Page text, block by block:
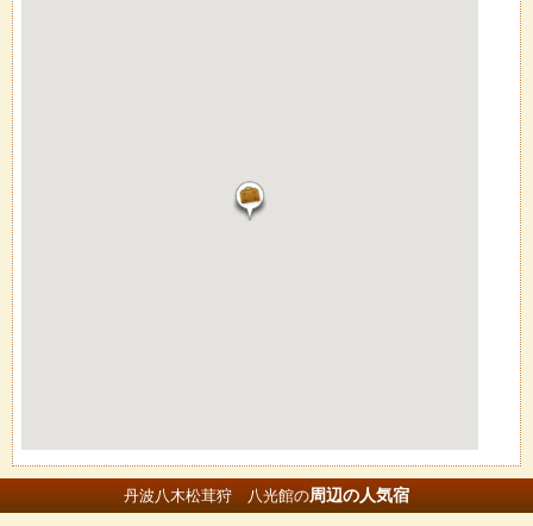
丹波八木松茸狩 八光館の周辺の人気宿